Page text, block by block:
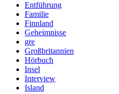
Entführung
Familie
Finnland
Geheimnisse
gre
Großbritannien
Hörbuch
Insel
Interview
Island